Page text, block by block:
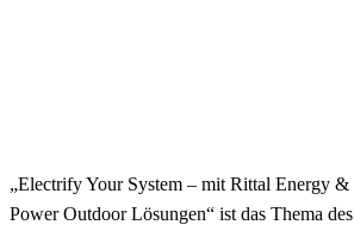
„Electrify Your System – mit Rittal Energy &
Power Outdoor Lösungen“ ist das Thema des